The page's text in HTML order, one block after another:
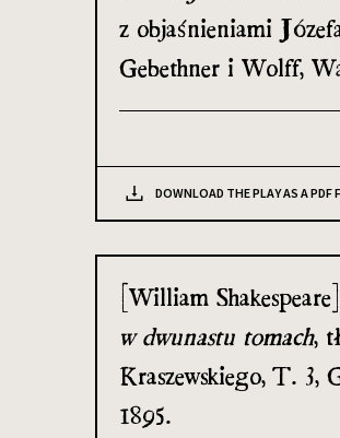
z objaśnieniami
Gebethner i Wolff,
DOWNLOAD THE PLAY AS A PDF
[William
w dwunastu tomach,
Kraszewskiego, T. 3,
1895.